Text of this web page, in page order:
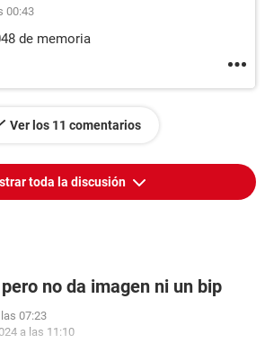
00:43
de memoria
Ver los 11 comentarios
toda la discusión
no da imagen ni un bip
07:23
a las 11:10